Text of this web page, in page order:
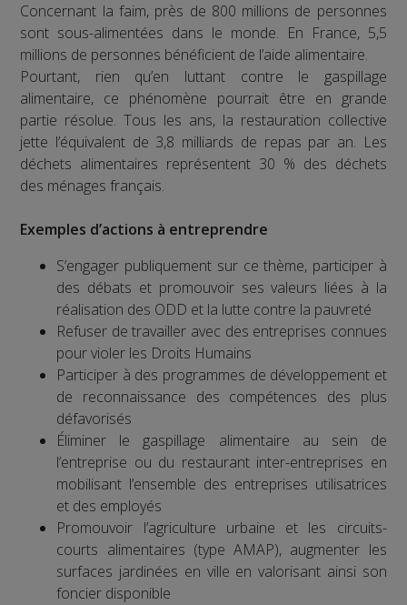
Concernant la faim, près de 800 millions de personnes
sont sous-alimentées dans le monde. En France, 5,5
millions de personnes bénéficient de l’aide alimentaire.
Pourtant, rien qu’en luttant contre le gaspillage
alimentaire, ce phénomène pourrait être en grande
partie résolue. Tous les ans, la restauration collective
jette l’équivalent de 3,8 milliards de repas par an. Les
déchets alimentaires représentent 30 % des déchets
des ménages français.
Exemples d’actions à entreprendre
S’engager publiquement sur ce thème, participer à
des débats et promouvoir ses valeurs liées à la
réalisation des ODD et la lutte contre la pauvreté
Refuser de travailler avec des entreprises connues
pour violer les Droits Humains
Participer à des programmes de développement et
de reconnaissance des compétences des plus
défavorisés
Éliminer le gaspillage alimentaire au sein de
l’entreprise ou du restaurant inter-entreprises en
mobilisant l’ensemble des entreprises utilisatrices
et des employés
Promouvoir l’agriculture urbaine et les circuits-
courts alimentaires (type AMAP), augmenter les
surfaces jardinées en ville en valorisant ainsi son
foncier disponible